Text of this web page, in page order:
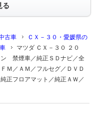
る
古車
ＣＸ－３０・愛媛県の
マツダ ＣＸ－３０ ２０
禁煙車／純正ＳＤナビ／全
Ｍ／ＡＭ／フルセグ／ＤＶＤ
正フロアマット／純正ＡＷ／